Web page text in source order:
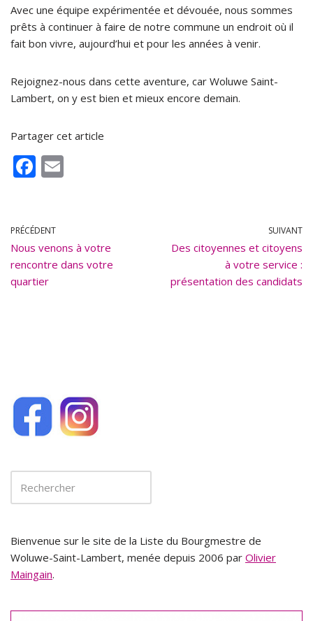
Avec une équipe expérimentée et dévouée, nous sommes
prêts à continuer à faire de notre commune un endroit où il
fait bon vivre, aujourd’hui et pour les années à venir.
Rejoignez-nous dans cette aventure, car Woluwe Saint-
Lambert, on y est bien et mieux encore demain.
Partager cet article
F
b
o
o
PRÉCÉDENT
Nous venons à votre
rencontre dans votre
quartier
SUIVANT
Des citoyennes et citoyens
à votre service :
présentation des candidats
Bienvenue sur le site de la Liste du Bourgmestre de
Woluwe-Saint-Lambert, menée depuis 2006 par Olivier
Maingain.